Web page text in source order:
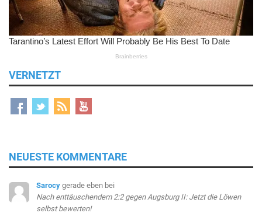
VERNETZT
NEUESTE KOMMENTARE
Sarocy gerade eben bei
Nach enttäuschendem 2:2 gegen Augsburg II: Jetzt die Löwen
selbst bewerten!